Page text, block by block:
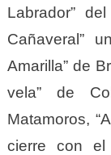
Labrador”
Cañaveral”
Amarilla” de
vela” de
Matamoros,
cierre con el